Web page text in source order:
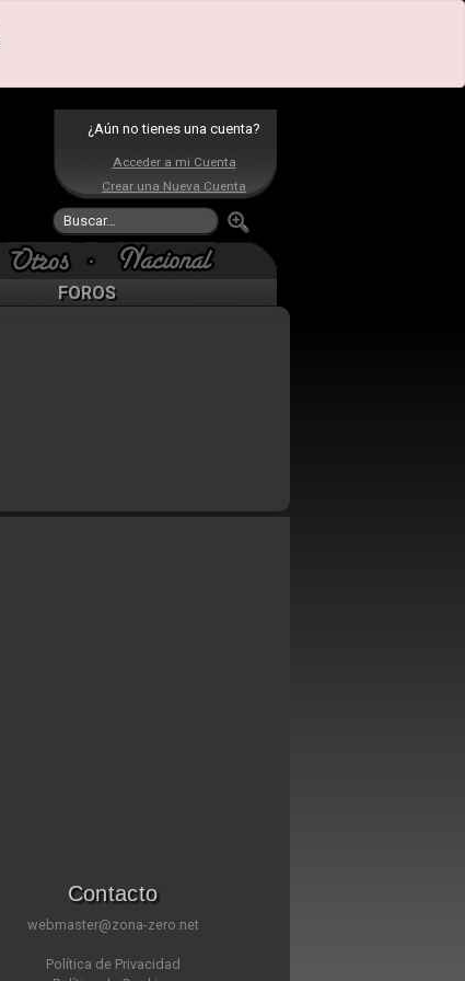
¿Aún no tienes una cuenta?
Acceder a mi Cuenta
Crear una Nueva Cuenta
FOROS
Contacto
webmaster@zona-zero.net
Política de Privacidad